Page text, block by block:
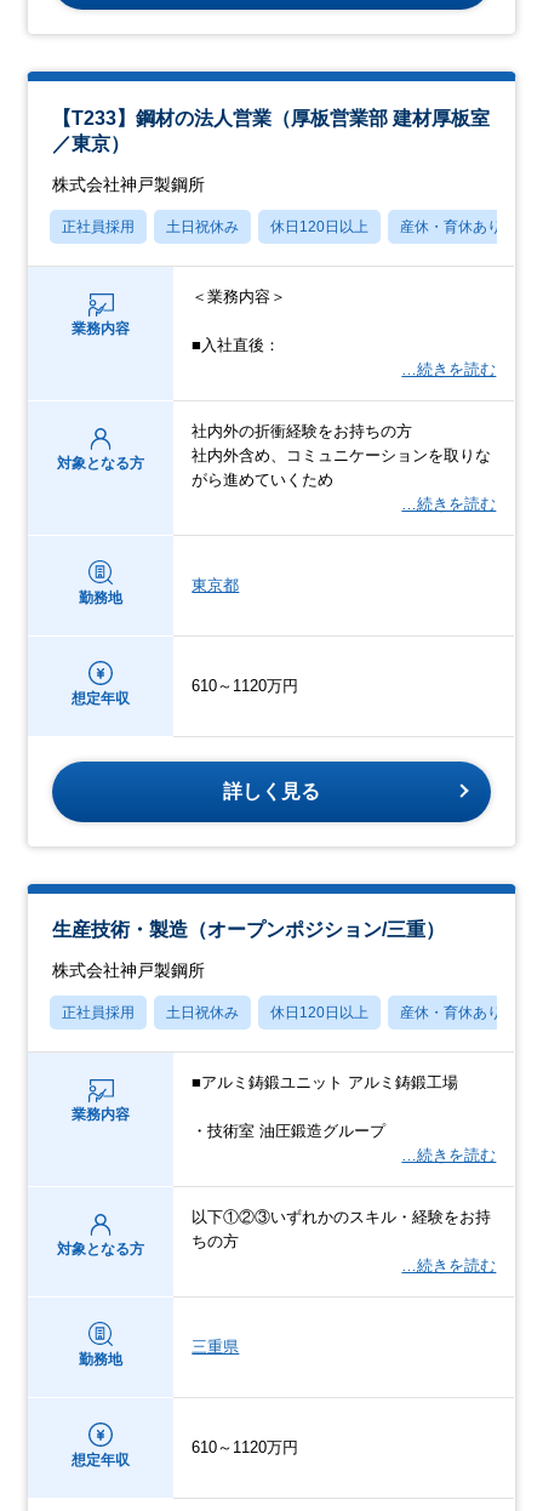
【T233】鋼材の法人営業（厚板営業部 建材厚板室
／東京）
株式会社神戸製鋼所
正社員採用 土日祝休み 休日120日以上 産休・育休あり
業務内容
＜業務内容＞
■入社直後：
…続きを読む
対象となる方
社内外の折衝経験をお持ちの方
社内外含め、コミュニケーションを取りな
がら進めていくため
…続きを読む
勤務地
東京都
想定年収
610～1120万円
詳しく見る
生産技術・製造（オープンポジション/三重）
株式会社神戸製鋼所
正社員採用 土日祝休み 休日120日以上 産休・育休あり
業務内容
■アルミ鋳鍛ユニット アルミ鋳鍛工場
・技術室 油圧鍛造グループ
…続きを読む
対象となる方
以下①②③いずれかのスキル・経験をお持
ちの方
…続きを読む
勤務地
三重県
想定年収
610～1120万円